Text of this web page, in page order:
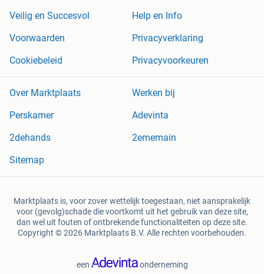
Veilig en Succesvol
Help en Info
Voorwaarden
Privacyverklaring
Cookiebeleid
Privacyvoorkeuren
Over Marktplaats
Werken bij
Perskamer
Adevinta
2dehands
2ememain
Sitemap
Marktplaats is, voor zover wettelijk toegestaan, niet aansprakelijk
voor (gevolg)schade die voortkomt uit het gebruik van deze site,
dan wel uit fouten of ontbrekende functionaliteiten op deze site.
Copyright © 2026 Marktplaats B.V. Alle rechten voorbehouden.
een onderneming